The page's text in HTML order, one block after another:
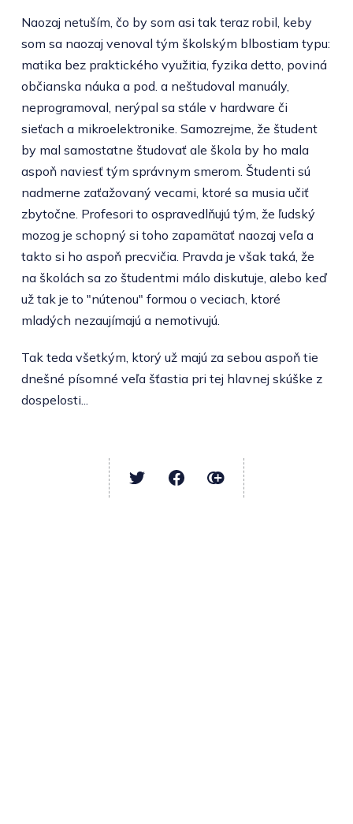
Naozaj netuším, čo by som asi tak teraz robil, keby
som sa naozaj venoval tým školským blbostiam typu:
matika bez praktického využitia, fyzika detto, poviná
občianska náuka a pod. a neštudoval manuály,
neprogramoval, nerýpal sa stále v hardware či
sieťach a mikroelektronike. Samozrejme, že študent
by mal samostatne študovať ale škola by ho mala
aspoň naviesť tým správnym smerom. Študenti sú
nadmerne zaťažovaný vecami, ktoré sa musia učiť
zbytočne. Profesori to ospravedlňujú tým, že ľudský
mozog je schopný si toho zapamätať naozaj veľa a
takto si ho aspoň precvičia. Pravda je však taká, že
na školách sa zo študentmi málo diskutuje, alebo keď
už tak je to "nútenou" formou o veciach, ktoré
mladých nezaujímajú a nemotivujú.
Tak teda všetkým, ktorý už majú za sebou aspoň tie
dnešné písomné veľa šťastia pri tej hlavnej skúške z
dospelosti...